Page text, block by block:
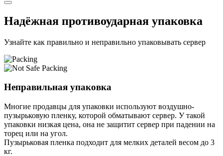
Надёжная противоударная упаковка
Узнайте как правильно и неправильно упаковывать сервер
Неправильная упаковка
Многие продавцы для упаковки используют воздушно-
пузырьковую пленку, которой обматывают сервер. У такой
упаковки низкая цена, она не защитит сервер при падении на
торец или на угол.
Пузырьковая пленка подходит для мелких деталей весом до 3
кг.